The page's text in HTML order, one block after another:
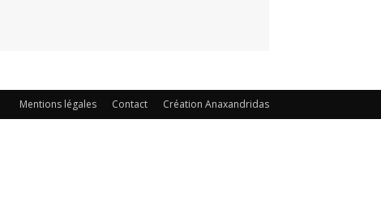
Mentions légales Contact Création Anaxandridas